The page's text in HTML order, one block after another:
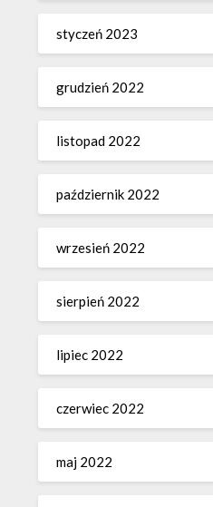
styczeń 2023
grudzień 2022
listopad 2022
październik 2022
wrzesień 2022
sierpień 2022
lipiec 2022
czerwiec 2022
maj 2022